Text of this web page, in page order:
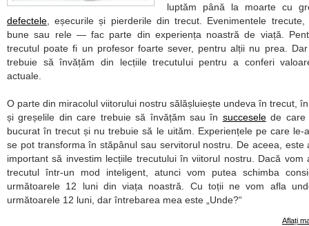
luptăm până la moarte cu
defectele , eșecurile și pierderile din trecut. Evenimentele
bune sau rele — fac parte din experiența noastră de viață.
trecutul poate fi un profesor foarte sever, pentru alții nu prea.
trebuie să învățăm din lecțiile trecutului pentru a conferi
actuale.
O parte din miracolul viitorului nostru sălășluiește undeva în trecut,
și greșelile din care trebuie să învățăm sau în succeselede care
bucurat în trecut și nu trebuie să le uităm. Experiențele pe care le-
se pot transforma în stăpânul sau servitorul nostru. De aceea, este
important să investim lecțiile trecutului în viitorul nostru. Dacă vom
trecutul într-un mod inteligent, atunci vom putea schimba
următoarele 12 luni din viața noastră. Cu toții ne vom afla
următoarele 12 luni, dar întrebarea mea este
Unde?
Aflați